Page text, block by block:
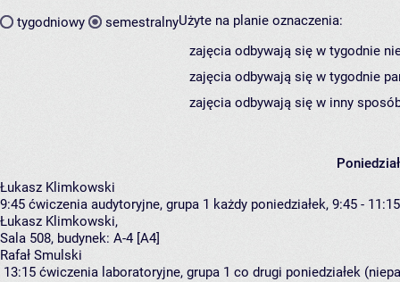
tygodniowy semestralnyUżyte na planie oznaczenia:
zajęcia odbywają się w tygodnie
zajęcia odbywają się w tygodnie
zajęcia odbywają się w inny
Łukasz Klimkowski
9:45 ćwiczenia audytoryjne, grupa 1 każdy poniedziałek, 9:45 - 11:15
Łukasz Klimkowski,
Sala 508, budynek: A-4 [A4]
Rafał Smulski
13:15 ćwiczenia laboratoryjne, grupa 1 co drugi poniedziałek